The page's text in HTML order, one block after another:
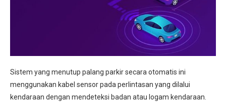
Sistem yang menutup palang parkir secara otomatis ini
menggunakan kabel sensor pada perlintasan yang dilalui
kendaraan dengan mendeteksi badan atau logam kendaraan.